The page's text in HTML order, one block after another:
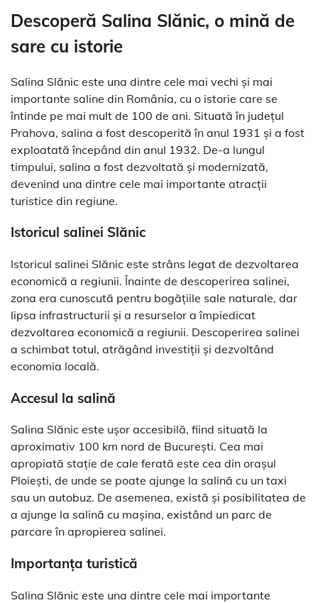
Descoperă Salina Slănic, o mină de
sare cu istorie
Salina Slănic este una dintre cele mai vechi și mai
importante saline din România, cu o istorie care se
întinde pe mai mult de 100 de ani. Situată în județul
Prahova, salina a fost descoperită în anul 1931 și a fost
exploatată începând din anul 1932. De-a lungul
timpului, salina a fost dezvoltată și modernizată,
devenind una dintre cele mai importante atracții
turistice din regiune.
Istoricul salinei Slănic
Istoricul salinei Slănic este strâns legat de dezvoltarea
economică a regiunii. Înainte de descoperirea salinei,
zona era cunoscută pentru bogățiile sale naturale, dar
lipsa infrastructurii și a resurselor a împiedicat
dezvoltarea economică a regiunii. Descoperirea salinei
a schimbat totul, atrăgând investiții și dezvoltând
economia locală.
Accesul la salină
Salina Slănic este ușor accesibilă, fiind situată la
aproximativ 100 km nord de București. Cea mai
apropiată stație de cale ferată este cea din orașul
Ploiești, de unde se poate ajunge la salină cu un taxi
sau un autobuz. De asemenea, există și posibilitatea de
a ajunge la salină cu mașina, existând un parc de
parcare în apropierea salinei.
Importanța turistică
Salina Slănic este una dintre cele mai importante